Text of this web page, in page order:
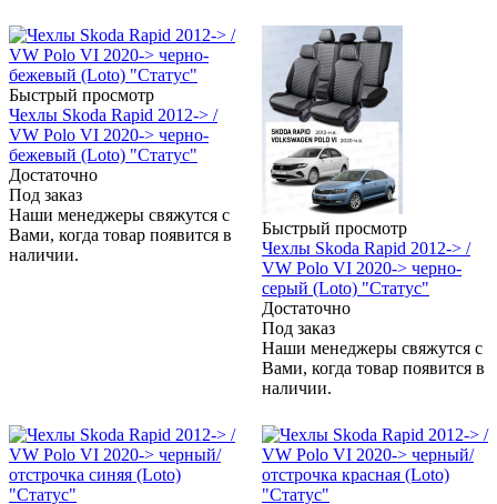
Быстрый просмотр
Чехлы Skoda Rapid 2012-> /
VW Polo VI 2020-> черно-
бежевый (Loto) "Статус"
Достаточно
Под заказ
Наши менеджеры свяжутся с
Вами, когда товар появится в
наличии.
Быстрый просмотр
Чехлы Skoda Rapid 2012-> /
VW Polo VI 2020-> черно-
серый (Loto) "Статус"
Достаточно
Под заказ
Наши менеджеры свяжутся с
Вами, когда товар появится в
наличии.